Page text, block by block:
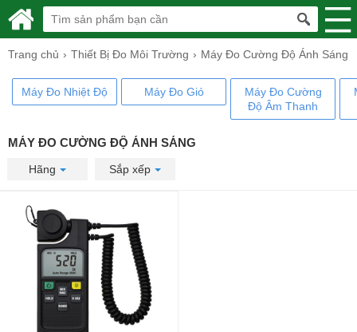
Trang chủ Thiết Bị Đo Môi Trường Máy Đo Cường Độ Ánh Sáng
Máy Đo Nhiệt Độ Máy Đo Gió
Máy Đo Cường
Độ Âm Thanh
MÁY ĐO CƯỜNG ĐỘ ÁNH SÁNG
Hãng Sắp xếp